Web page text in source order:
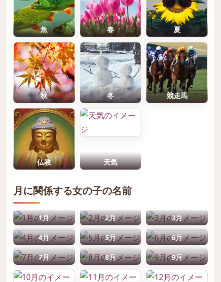
魚 春 夏
秋 冬 競走馬
仏教 天気
月に関係する女の子の名前
1月 2月 3月
4月 5月 6月
7月 8月 9月